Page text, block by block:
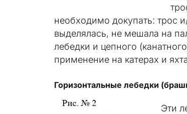
необходимо докупать: трос
выделялась, не мешала на
лебедки и цепного
применение на катерах и
Горизонтальные лебедки
Эти